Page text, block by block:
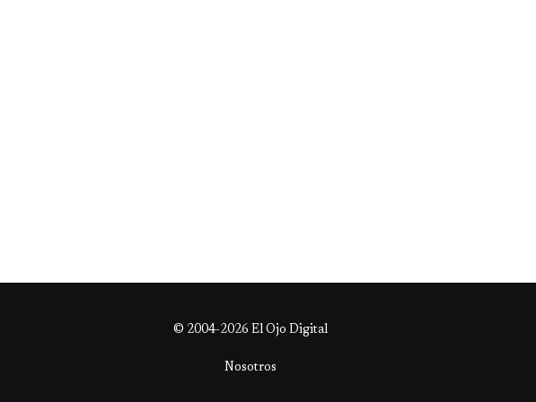
© 2004-2026 El Ojo Digital
Nosotros